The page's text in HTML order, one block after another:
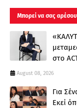
Μπορεί να σας
στο
August 08, 2026
Για
Εκεί